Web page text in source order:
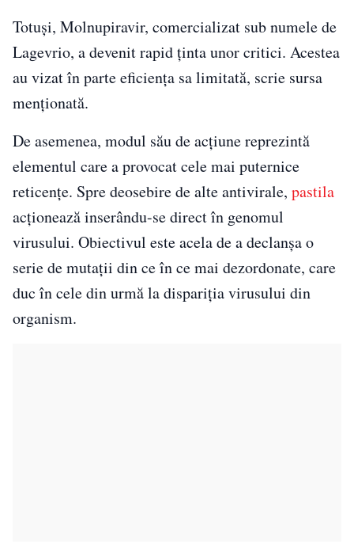
Totuși, Molnupiravir, comercializat sub numele de
Lagevrio, a devenit rapid ţinta unor critici. Acestea
au vizat în parte eficienţa sa limitată, scrie sursa
menționată.
De asemenea, modul său de acţiune reprezintă
elementul care a provocat cele mai puternice
reticenţe. Spre deosebire de alte antivirale, pastila
acţionează inserându-se direct în genomul
virusului. Obiectivul este acela de a declanşa o
serie de mutaţii din ce în ce mai dezordonate, care
duc în cele din urmă la dispariţia virusului din
organism.